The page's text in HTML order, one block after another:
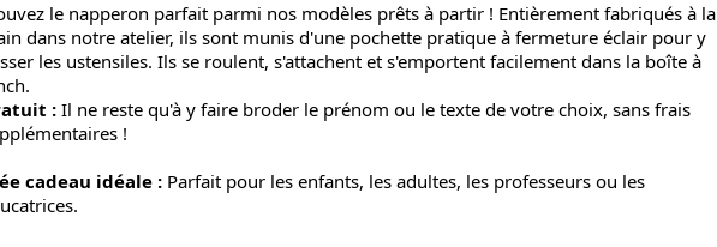
le napperon parfait parmi nos modèles prêts à partir ! Entièrement fabriqués à la
dans notre atelier, ils sont munis d'une pochette pratique à fermeture éclair pour y
les ustensiles. Ils se roulent, s'attachent et s'emportent facilement dans la boîte à
:Il ne reste qu'à y faire broder le prénom ou le texte de votre choix, sans frais
!
cadeau idéale :Parfait pour les enfants, les adultes, les professeurs ou les